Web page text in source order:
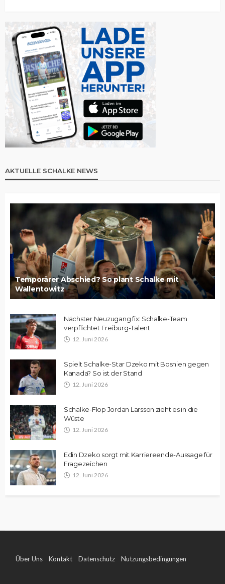
AKTUELLE SCHALKE NEWS
Temporärer Abschied? So plant Schalke mit
Wallentowitz
Nächster Neuzugang fix: Schalke-Team
verpflichtet Freiburg-Talent
12. Juni 2026
Spielt Schalke-Star Dzeko mit Bosnien gegen
Kanada? So ist der Stand
12. Juni 2026
Schalke-Flop Jordan Larsson zieht es in die
Wüste
12. Juni 2026
Edin Dzeko sorgt mit Karriereende-Aussage für
Fragezeichen
12. Juni 2026
Über Uns Kontakt Datenschutz Nutzungsbedingungen